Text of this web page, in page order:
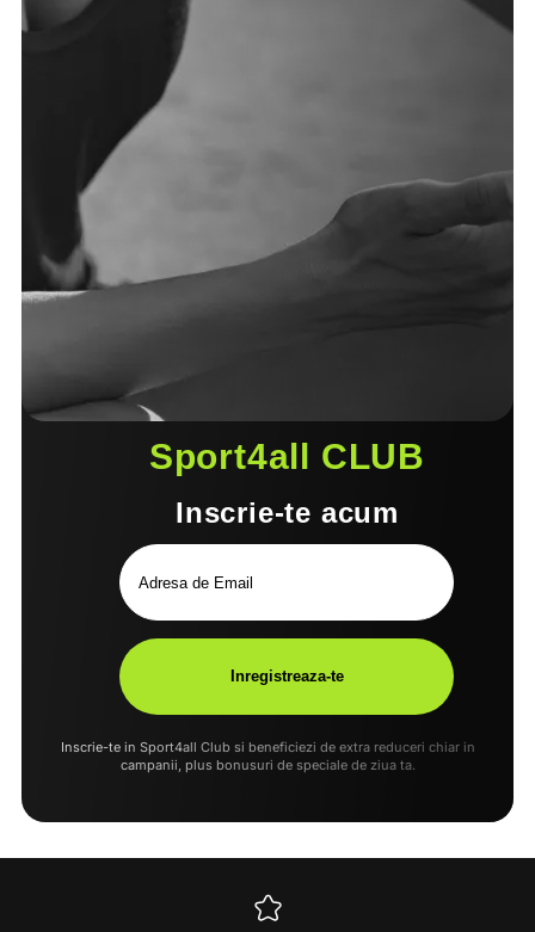
Sport4all CLUB
Inscrie-te acum
Inscrie-te in Sport4all Club si beneficiezi de extra reduceri chiar in
campanii, plus bonusuri de speciale de ziua ta.